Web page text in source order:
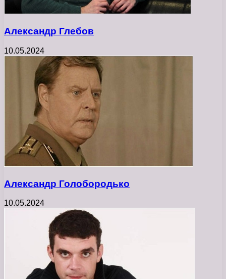
Александр Глебов
10.05.2024
Александр Голобородько
10.05.2024